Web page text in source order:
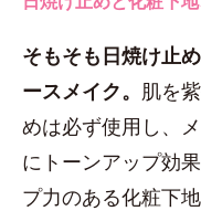
そもそも日焼け止
ースメイク。 肌を
めは必ず使用し、
にトーンアップ効
プ力のある化粧下